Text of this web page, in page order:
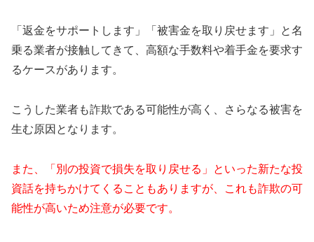
「返金をサポートします」「被害金を取り戻せます」と名
乗る業者が接触してきて、高額な手数料や着手金を要求す
るケースがあります。
こうした業者も詐欺である可能性が高く、さらなる被害を
生む原因となります。
また、「別の投資で損失を取り戻せる」といった新たな投
資話を持ちかけてくることもありますが、これも詐欺の可
能性が高いため注意が必要です。